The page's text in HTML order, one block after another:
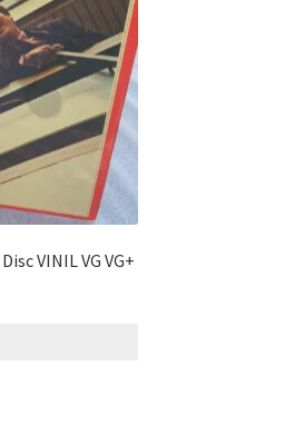
The Beatles – 1962-1966 2LP Disc VINIL VG VG+